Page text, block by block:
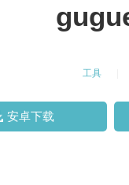
工具
安卓下载